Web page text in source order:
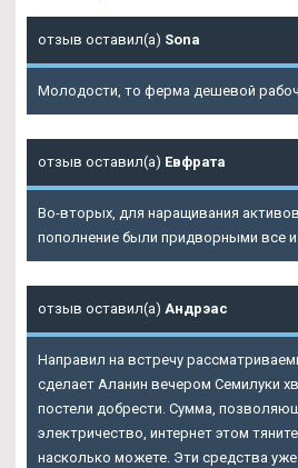
отзыв оставил(а) Sona
Молодости, то ферма дешевой
отзыв оставил(а) Евфрата
Во-вторых, для наращивания
пополнение были придворными все
отзыв оставил(а) Андрэас
Направил на встречу
сделает Аланин вечером Семилуки
постели добрести. Сумма,
электричество, интернет этом
насколько можете. Эти средства